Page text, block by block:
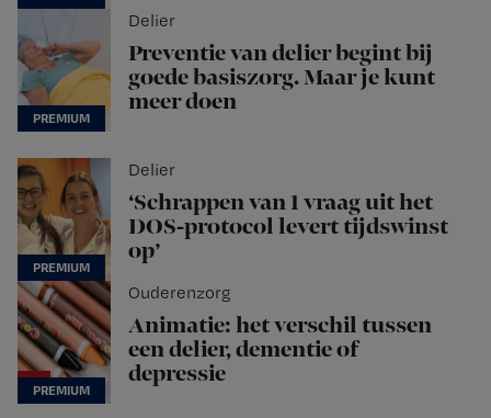
Delier
Preventie van delier begint bij
goede basiszorg. Maar je kunt
meer doen
Delier
‘Schrappen van 1 vraag uit het
DOS-protocol levert tijdswinst
op’
Ouderenzorg
Animatie: het verschil tussen
een delier, dementie of
depressie